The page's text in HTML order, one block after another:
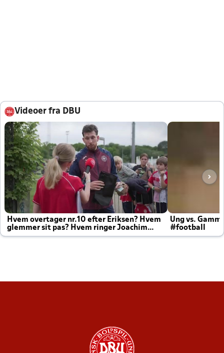
Videoer fra DBU
Hvem overtager nr.10 efter Eriksen? Hvem
glemmer sit pas? Hvem ringer Joachim
altid til efter kampe?
Ung vs.
#football